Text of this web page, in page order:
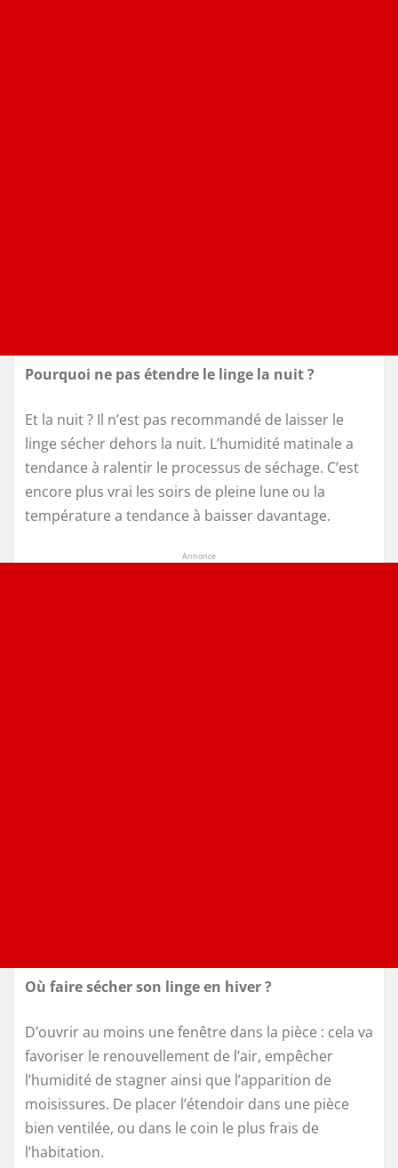
Pourquoi ne pas étendre le linge la nuit ?
Et la nuit ? Il n’est pas recommandé de laisser le
linge sécher dehors la nuit. L’humidité matinale a
tendance à ralentir le processus de séchage. C’est
encore plus vrai les soirs de pleine lune ou la
température a tendance à baisser davantage.
Annonce
Où faire sécher son linge en hiver ?
D’ouvrir au moins une fenêtre dans la pièce : cela va
favoriser le renouvellement de l’air, empêcher
l’humidité de stagner ainsi que l’apparition de
moisissures. De placer l’étendoir dans une pièce
bien ventilée, ou dans le coin le plus frais de
l’habitation.